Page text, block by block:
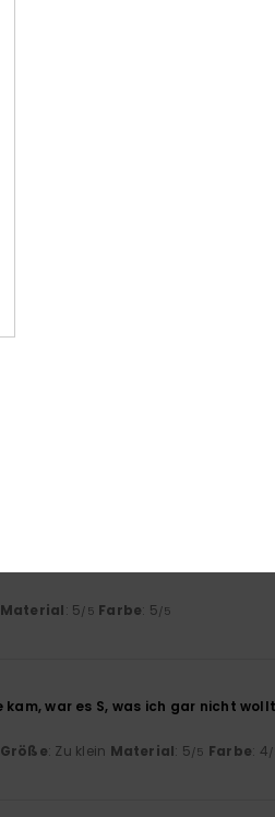
Bewertungen
Material: 5/5 Farbe: 5/5
war es S, was ich gar nicht
Größe: Zu klein Material: 5/5 Farbe: 4